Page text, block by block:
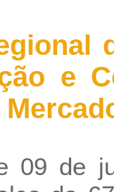
e
09 de